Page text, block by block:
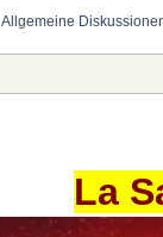
Allgemeine
La